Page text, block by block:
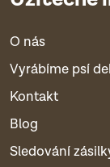
O nás
Vyrábíme psí
Kontakt
Blog
Sledování